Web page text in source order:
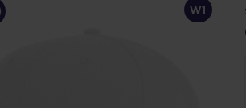
W1